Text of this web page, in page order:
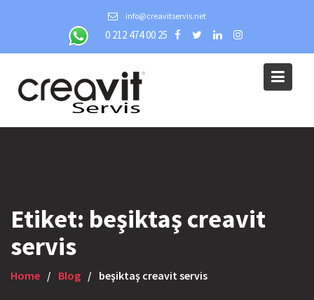
info@creavitservis.net
0 212 474 00 25
Etiket: beşiktaş creavit
servis
Home Blog beşiktaş creavit servis